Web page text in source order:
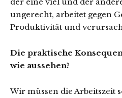
ungerecht, arbeitet gegen
Produktivität und
Die praktische
wie aussehen?
Wir müssen die Arbeitszeit